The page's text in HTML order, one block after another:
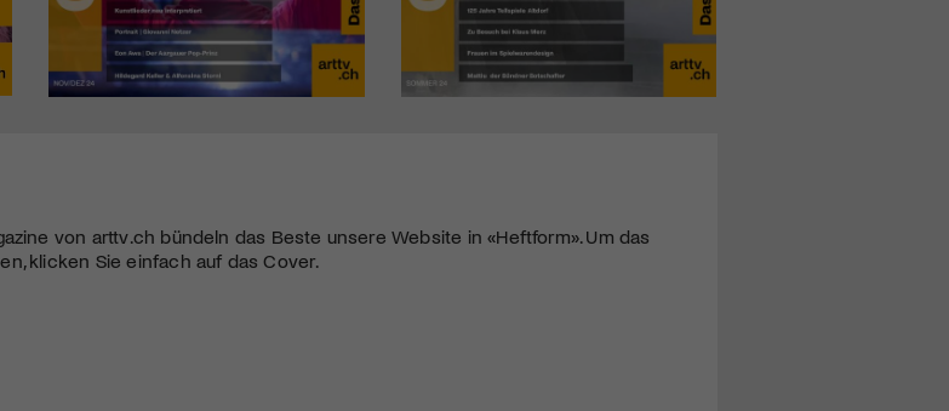
von arttv.ch bündeln das Beste unsere Website in «Heftform». Um das
klicken Sie einfach auf das Cover.